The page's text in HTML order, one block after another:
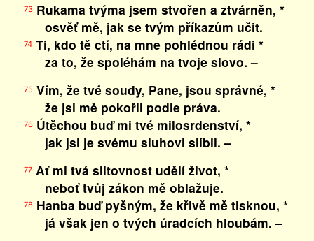
73Rukama tvýma jsem stvořen a ztvárněn, *
osvěť mě, jak se tvým příkazům učit.
74Ti, kdo tě ctí, na mne pohlédnou rádi *
za to, že spoléhám na tvoje slovo. –
75 Vím, že tvé soudy, Pane, jsou správné, *
že jsi mě pokořil podle práva.
76Útěchou buď mi tvé milosrdenství, *
jak jsi je svému sluhovi slíbil. –
77Ať mi tvá slitovnost udělí život, *
neboť tvůj zákon mě oblažuje.
78 Hanba buď pyšným, že křivě mě tisknou, *
já však jen o tvých úradcích hloubám. –